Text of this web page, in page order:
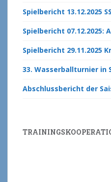
Spielbericht 13.12.2025
Spielbericht 07.12.2025:
Spielbericht 29.11.2025
33. Wasserballturnier in
Abschlussbericht der